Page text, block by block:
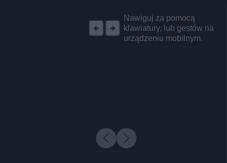
Nawiguj za pomocą
klawiatury, lub gestów na
urządzeniu mobilnym.